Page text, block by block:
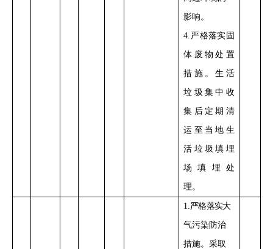
影响。
4. 严格落实 固
体废物处置
措施。生活
垃圾集中收
集后 定期清
运至 当地 生
活垃圾填埋
场填埋处
理。
1.严格落实大
气污染防治
措施。采取